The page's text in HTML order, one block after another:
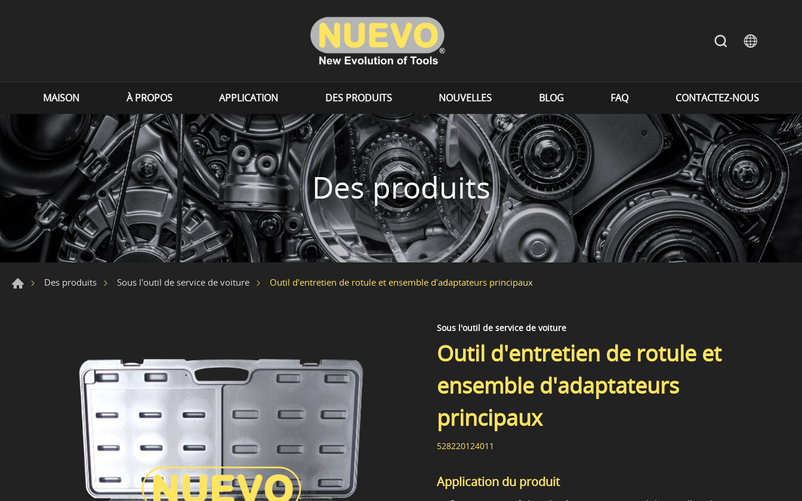
MAISON À PROPOS APPLICATION DES PRODUITS NOUVELLES BLOG FAQ CONTACTEZ-NOUS
Des produits
Des produits Sous l'outil de service de voiture Outil d'entretien de rotule et ensemble d'adaptateurs principaux
Sous l'outil de service de voiture
Outil d'entretien de rotule et
ensemble d'adaptateurs
principaux
528220124011
Application du produit